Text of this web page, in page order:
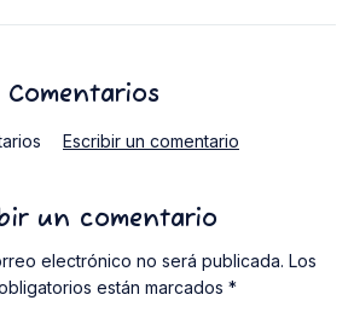
Comentarios
Escribir un comentario
un comentario
electrónico no será publicada. Los
están marcados *